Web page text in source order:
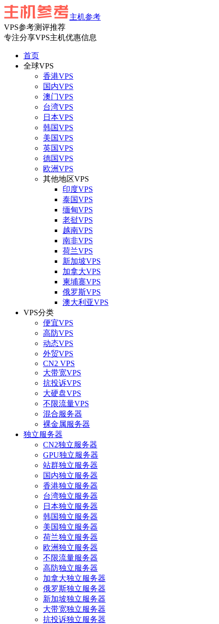
主机参考
VPS参考测评推荐
专注分享VPS主机优惠信息
首页
全球VPS
香港VPS
国内VPS
澳门VPS
台湾VPS
日本VPS
韩国VPS
美国VPS
英国VPS
德国VPS
欧洲VPS
其他地区VPS
印度VPS
泰国VPS
缅甸VPS
老挝VPS
越南VPS
南非VPS
荷兰VPS
新加坡VPS
加拿大VPS
柬埔寨VPS
俄罗斯VPS
澳大利亚VPS
VPS分类
便宜VPS
高防VPS
动态VPS
外贸VPS
CN2 VPS
大带宽VPS
抗投诉VPS
大硬盘VPS
不限流量VPS
混合服务器
裸金属服务器
独立服务器
CN2独立服务器
GPU独立服务器
站群独立服务器
国内独立服务器
香港独立服务器
台湾独立服务器
日本独立服务器
韩国独立服务器
美国独立服务器
荷兰独立服务器
欧洲独立服务器
不限流量服务器
高防独立服务器
加拿大独立服务器
俄罗斯独立服务器
新加坡独立服务器
大带宽独立服务器
抗投诉独立服务器